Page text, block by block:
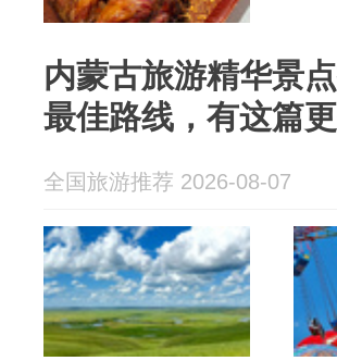
内蒙古旅游精华景
最佳路线，有这篇
全国旅游推荐 2026-08-07